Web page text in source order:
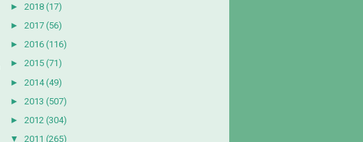
► 2018 (17)
► 2017 (56)
► 2016 (116)
► 2015 (71)
► 2014 (49)
► 2013 (507)
► 2012 (304)
▼
2011 (265)